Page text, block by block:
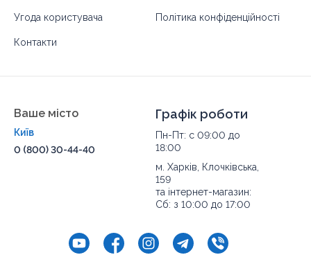
Угода користувача Політика конфіденційності
Контакти
Ваше місто
Київ
0 (800) 30-44-40
Графік роботи
Пн-Пт: с 09:00 до
18:00
м. Харків, Клочківська,
159
та інтернет-магазин:
Сб: з 10:00 до 17:00